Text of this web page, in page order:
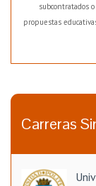
subcontratados
propuestas
Carreras